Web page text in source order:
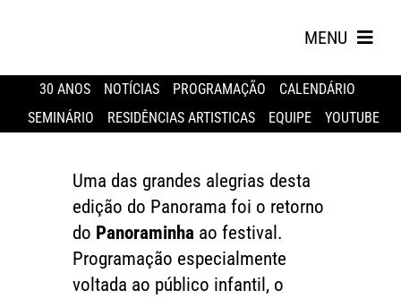
MENU
30 ANOS NOTÍCIAS PROGRAMAÇÃO
CALENDÁRIO
SEMINÁRIO
RESIDÊNCIAS ARTISTICAS EQUIPE YOUTUBE
Uma das grandes alegrias desta
edição do Panorama foi o retorno
do Panoraminhaao festival.
Programação especialmente
voltada ao público infantil, o